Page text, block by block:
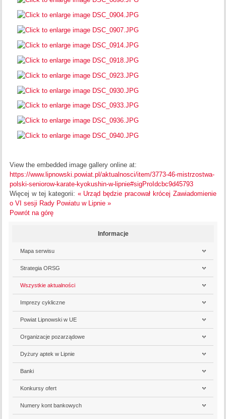
View the embedded image gallery online at:
https://www.lipnowski.powiat.pl/aktualnosci/item/3773-46-mistrzostwa-
polski-seniorow-karate-kyokushin-w-lipnie#sigProIdcbc9d45793
Więcej w tej kategorii: « Urząd będzie pracował krócej Zawiadomienie
o VI sesji Rady Powiatu w Lipnie »
Powrót na górę
Informacje
Mapa serwisu
Strategia ORSG
Wszystkie aktualności
Imprezy cykliczne
Powiat Lipnowski w UE
Organizacje pozarządowe
Dyżury aptek w Lipnie
Banki
Konkursy ofert
Numery kont bankowych